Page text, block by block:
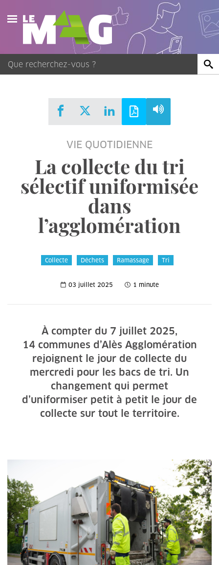
Actualités
Agenda
Publications
VIE QUOTIDIENNE
La collecte du tri
sélectif uniformisée
dans
l’agglomération
Collecte Déchets Ramassage Tri
03 juillet 2025 1 minute
À compter du 7 juillet 2025,
14 communes d’Alès Agglomération
rejoignent le jour de collecte du
mercredi pour les bacs de tri. Un
changement qui permet
d’uniformiser petit à petit le jour de
collecte sur tout le territoire.